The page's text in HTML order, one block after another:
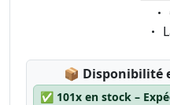
📦 Lagerstatus:
Disponibilité
✅ 101x en stock –